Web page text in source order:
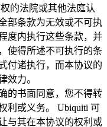
的法院或其他法庭认
部条款为无效或不可执
度内执行这些条款，并
使得所述不可执行的条
付诸执行，而本协议的
效力。
的书面同意，您不得转
利或义务。 Ubiquiti 可
与其在本协议的权利或